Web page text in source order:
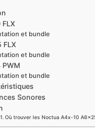
X
et bundle
FLX
et bundle
PWM
et bundle
Sonores
Où trouver les Noctua A4x-10